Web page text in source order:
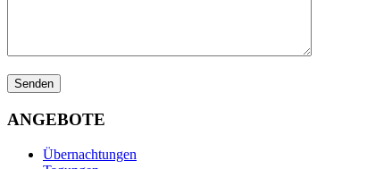
ANGEBOTE
Übernachtungen